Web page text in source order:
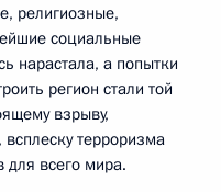
религиозные,
социальные
нарастала, а попытки
регион стали той
взрыву,
терроризма
для всего мира.